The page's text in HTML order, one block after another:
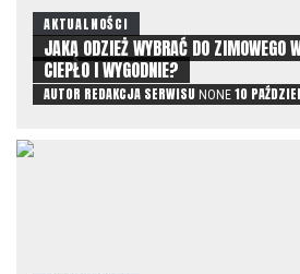
AKTUALNOŚCI
JAKĄ ODZIEŻ WYBRAĆ DO ZIMOWEGO
CIEPŁO I WYGODNIE?
AUTOR REDAKCJA SERWISU NONE 10